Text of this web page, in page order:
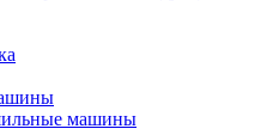
машины